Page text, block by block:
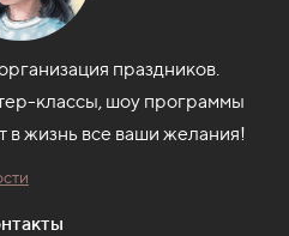
праздников.
классы, шоу программы
в жизнь все ваши желания!